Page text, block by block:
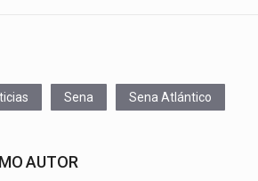
Sena Sena Atlántico
AUTOR